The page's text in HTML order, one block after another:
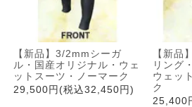
【新品】3/2mmシーガ
ル・国産オリジナル・ウェ
ットスーツ・ノーマーク
29,500円(税込32,450円)
【新品
リング
ウェッ
ク
25,400